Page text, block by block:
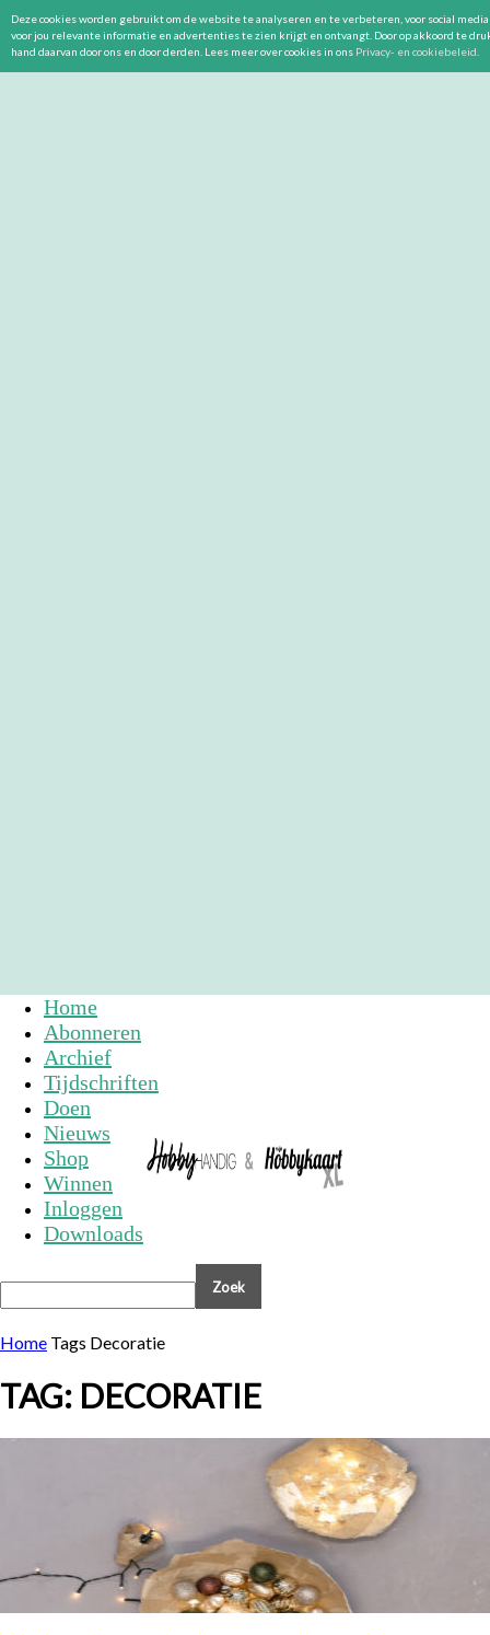
Home
Abonneren
Archief
Tijdschriften
Doen
Nieuws
Shop
Winnen
Inloggen
Downloads
Home Tags Decoratie
TAG: DECORATIE
Deze cookies worden gebruikt om de website te analyseren en te verbeteren, voor social
voor jou relevante informatie en advertenties te zien krijgt en ontvangt. Door op akkoord te
hand daarvan door ons en door derden. Lees meer over cookies in ons Privacy- en cookiebeleid